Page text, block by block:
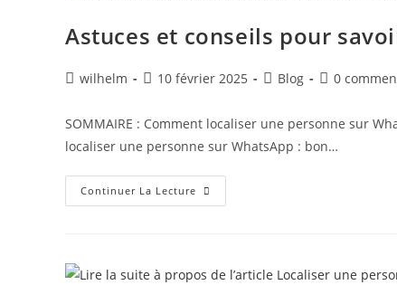
Astuces et conseils pour
wilhelm 10 février 2025 Blog 0
SOMMAIRE : Comment localiser une personne sur
localiser une personne sur WhatsApp : bon…
Continuer La Lecture